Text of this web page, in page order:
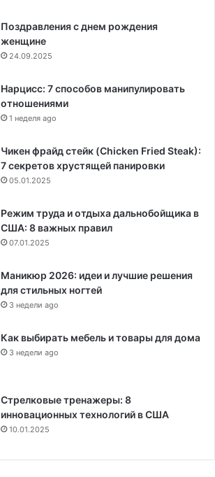
Поздравления с днем рождения
женщине
24.09.2025
Нарцисс: 7 способов манипулировать
отношениями
1 неделя ago
Чикен фрайд стейк (Chicken Fried Steak):
7 секретов хрустящей панировки
05.01.2025
Режим труда и отдыха дальнобойщика в
США: 8 важных правил
07.01.2025
Маникюр 2026: идеи и лучшие решения
для стильных ногтей
3 недели ago
Как выбирать мебель и товары для дома
3 недели ago
Стрелковые тренажеры: 8
инновационных технологий в США
10.01.2025